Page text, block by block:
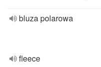
bluza polarowa
fleece